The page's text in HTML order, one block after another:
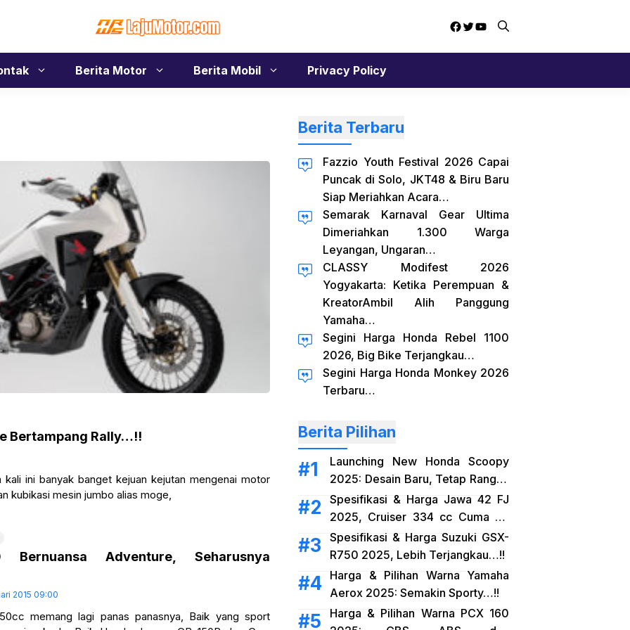
Facebook
Twitter
YouTube
Berita Motor Berita Mobil Privacy Policy
Bertampang Rally…!!
ini banyak banget kejuan kejutan mengenai motor
kubikasi mesin jumbo alias moge,
Adventure, Seharusnya
2015 09:00
memang lagi panas panasnya, Baik yang sport
Berita Terbaru
Fazzio Youth Festival 2026 Capai
Puncak di Solo, JKT48 & Biru Baru
Siap Meriahkan Acara…
Semarak Karnaval Gear Ultima
Dimeriahkan 1.300 Warga
Leyangan, Ungaran…
CLASSY Modifest 2026
Yogyakarta: Ketika Perempuan &
KreatorAmbil Alih Panggung
Yamaha…
Segini Harga Honda Rebel 1100
2026, Big Bike Terjangkau…
Segini Harga Honda Monkey 2026
Terbaru…
Berita Pilihan
Launching New Honda Scoopy
2025: Desain Baru, Tetap Rangka
eSAF…!!
Spesifikasi & Harga Jawa 42 FJ
2025, Cruiser 334 cc Cuma 38
Jutaan…!!
Spesifikasi & Harga Suzuki GSX-
R750 2025, Lebih Terjangkau…!!
Harga & Pilihan Warna Yamaha
Aerox 2025: Semakin Sporty…!!
Harga & Pilihan Warna PCX 160